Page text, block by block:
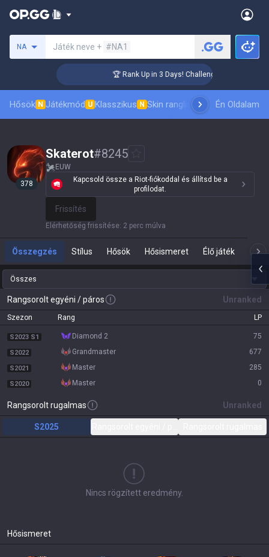
NA Játék neve + #NA1
🏆 Rank Up in 3 Days! Challenger Coaching
Hősök N Játékmód U Klasszikus N Skin ranglistaVezetőlistákPro
Én Oldalam
378
Skaterot#8245
EUW
Kapcsold össze a Riot-fiókoddal és állítsd be a
profilodat.
Frissítés
Elérhetőség frissítése: 2 perc múlva
Összegzés Stílus Hősök Hősismeret Élő játék
Összes
Rangsorolt egyéni / páros Unranked
Szezon Rang LP
S2023 S1 diamond 2 75
S2022 grandmaster 677
S2021 master 285
S2020 master 0
Rangsorolt rugalmas Unranked
S2025
Nincs rögzített eredmény.
Hősismeret